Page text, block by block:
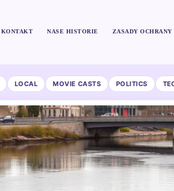
KONTAKT NASE HISTORIE ZASADY
LOCAL MOVIE CASTS POLITICS